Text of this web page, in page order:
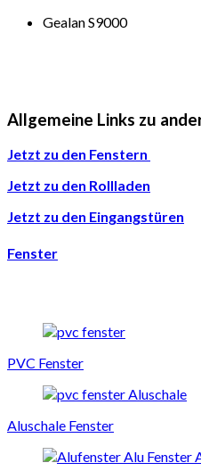
Gealan S9000
Allgemeine Links zu
Jetzt zu den Fenstern
Jetzt zu den Rollladen
Jetzt zu den Eingangstüren
Fenster
PVC Fenster
Aluschale Fenster